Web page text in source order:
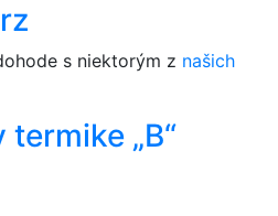
s niektorým z našich
„B“